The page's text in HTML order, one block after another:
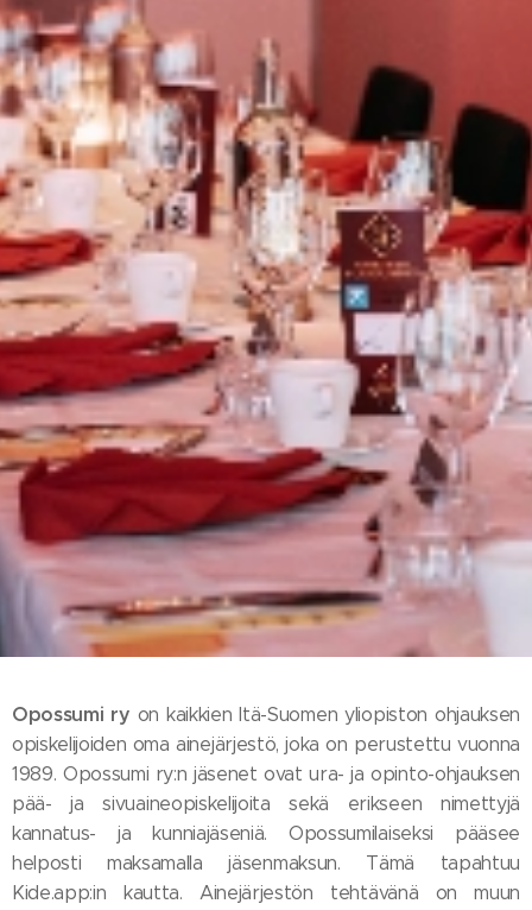
Opossumi ry on kaikkien Itä-Suomen yliopiston ohjauksen
opiskelijoiden oma ainejärjestö, joka on perustettu vuonna
1989. Opossumi ry:n jäsenet ovat ura- ja opinto-ohjauksen
pää- ja sivuaineopiskelijoita sekä erikseen nimettyjä
kannatus- ja kunniajäseniä. Opossumilaiseksi pääsee
helposti maksamalla jäsenmaksun. Tämä tapahtuu
Kide.app:in kautta. Ainejärjestön tehtävänä on muun